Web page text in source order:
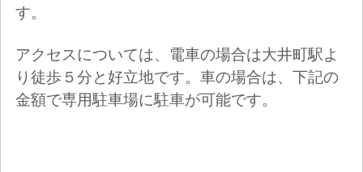
す。
アクセスについては、電車の場合は大井町駅よ
り徒歩５分と好立地です。 車の場合は、下記の
金額で専用駐車場に駐車が可能です。